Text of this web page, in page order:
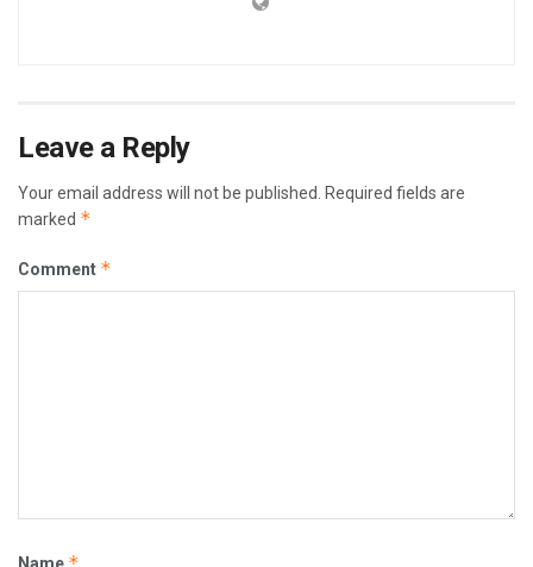
Leave a Reply
Your email address will not be published.
Required fields are
marked *
Comment *
Name